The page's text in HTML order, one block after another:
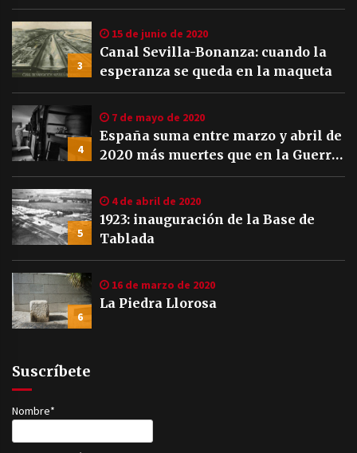
3
15 de junio de 2020
Canal Sevilla-Bonanza: cuando la
esperanza se queda en la maqueta
4
7 de mayo de 2020
España suma entre marzo y abril de
2020 más muertes que en la Guerra
Civil
5
4 de abril de 2020
1923: inauguración de la Base de
Tablada
6
16 de marzo de 2020
La Piedra Llorosa
Suscríbete
Nombre*